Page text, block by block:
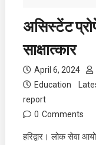
असिस्टेंट
साक्षात्कार
April 6, 2024
Education
report
0 Comments
हरिद्वार। लोक सेवा